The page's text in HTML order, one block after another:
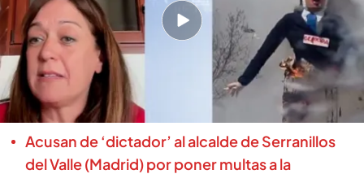
La tradicional Quema de Judas de El Burgo
incorpora este año un muñeco de 7 metros del
primer ministro israelí, relleno de 14 kilos de
pólvora
Acusan de ‘dictador’ al alcalde de Serranillos
del Valle (Madrid) por poner multas a la